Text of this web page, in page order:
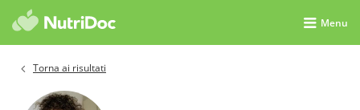
Menu
Torna ai risultati